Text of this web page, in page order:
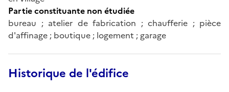
Partie constituante non étudiée
bureau ; atelier de fabrication ; chaufferie ; pièce
d'affinage ; boutique ; logement ; garage
Historique de l'édifice